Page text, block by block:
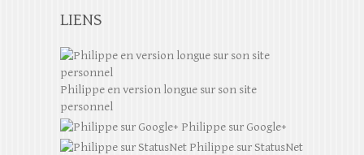
LIENS
Philippe en version longue sur son site
personnel
Philippe sur Google+
Philippe sur StatusNet